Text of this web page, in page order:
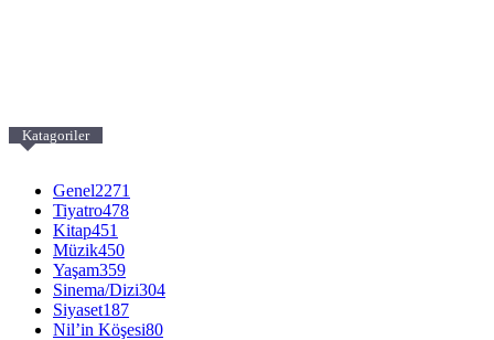
Katagoriler
Genel2271
Tiyatro478
Kitap451
Müzik450
Yaşam359
Sinema/Dizi304
Siyaset187
Nil’in Köşesi80